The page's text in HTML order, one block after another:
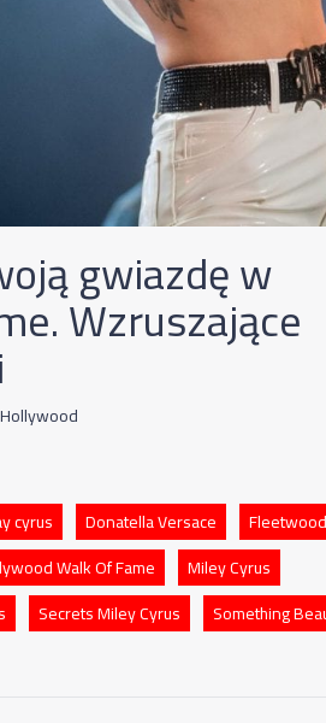
gwiazdę w
Wzruszające
cyrus Donatella Versace
Walk Of Fame
Miley Cyrus
Secrets Miley Cyrus Something